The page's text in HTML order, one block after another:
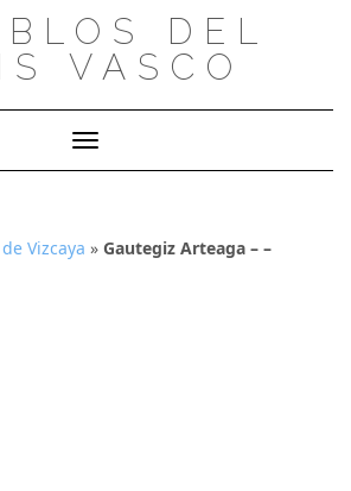
DEL
VASCO
Cambiar modo de navegación
Vizcaya » Gautegiz Arteaga – –